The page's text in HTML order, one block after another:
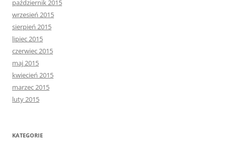
październik 2015
wrzesień 2015
sierpień 2015
lipiec 2015
czerwiec 2015
maj 2015
kwiecień 2015
marzec 2015
luty 2015
KATEGORIE